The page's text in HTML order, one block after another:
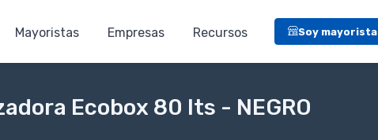
Mayoristas Empresas Recursos Soy mayorista
Ecobox 80 lts - NEGRO